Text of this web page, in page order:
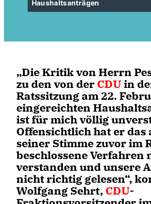
Haushaltsanträgen
Die Kritik von Herrn
zu den von der CDUin
Ratssitzung am 22.
eingereichten
ist für mich völlig
Offensichtlich hat er das
seiner Stimme zuvor im
beschlossene Verfahren
verstanden und unsere
nicht richtig gelesen“,
Wolfgang Sehrt, CDU-